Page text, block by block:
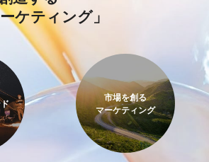
ケティング」
市場を創る
マーケティング